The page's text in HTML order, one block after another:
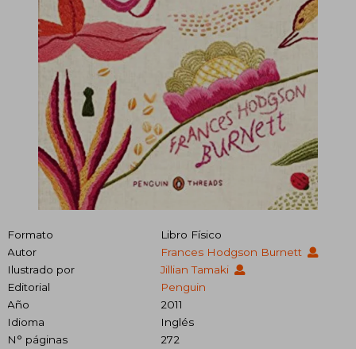
Formato
Libro Físico
Autor
Frances Hodgson Burnett
Ilustrado por
Jillian Tamaki
Editorial
Penguin
Año
2011
Idioma
Inglés
N° páginas
272